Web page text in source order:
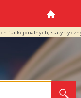
funkcjonalnych,